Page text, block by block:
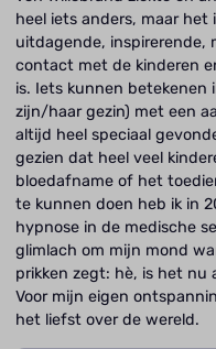
heel iets anders, maar het
uitdagende, inspirerende,
contact met de kinderen
is. Iets kunnen betekenen
zijn/haar gezin) met een
altijd heel speciaal
gezien dat heel veel
bloedafname of het
te kunnen doen heb ik in
hypnose in de medische
glimlach om mijn mond
prikken zegt: hè, is het nu
Voor mijn eigen
het liefst over de wereld.